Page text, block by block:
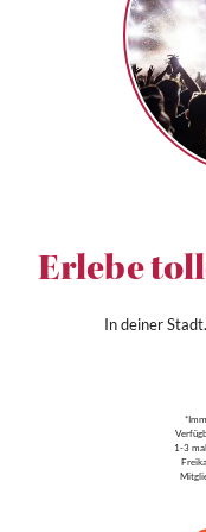
Erlebe
In deiner
1-3